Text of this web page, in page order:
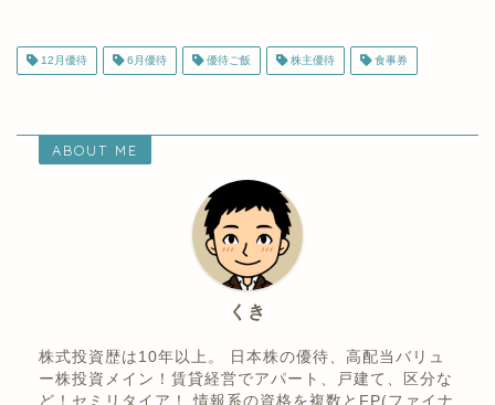
ABOUT ME
くき
株式投資歴は10年以上。 日本株の優待、高配当バリュ
ー株投資メイン！賃貸経営でアパート、戸建て、区分な
ど！セミリタイア！ 情報系の資格を複数とFP(ファイナ
ンシャルプランナー)などの資格も持っています。 ブロ
す。 ダイヤモンドザイなど優待株で雑誌に掲載あり。
宜しくお願いします(^^)